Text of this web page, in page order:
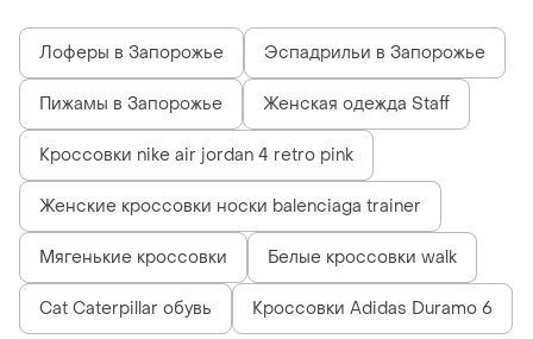
Лоферы в Запорожье Эспадрильи в Запорожье
Пижамы в Запорожье Женская одежда Staff
Кроссовки nike air jordan 4 retro pink
Женские кроссовки носки balenciaga trainer
Мягенькие кроссовки Белые кроссовки walk
Cat Caterpillar обувь Кроссовки Adidas Duramo 6